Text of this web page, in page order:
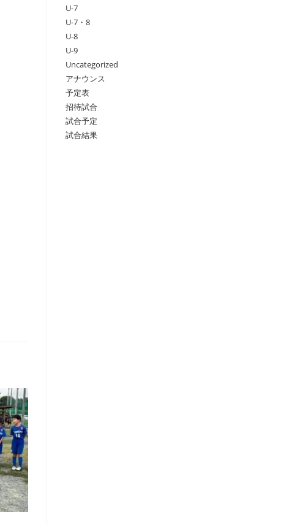
U-7
U-7・8
U-8
U-9
Uncategorized
アナウンス
予定表
招待試合
試合予定
試合結果